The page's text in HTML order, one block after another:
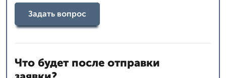
Задать вопрос
Что будет после отправки